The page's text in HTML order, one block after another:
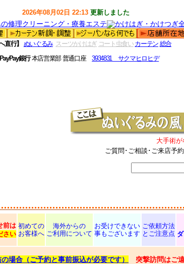
2026年08月02日 22:13 更新しました
直行】 ぬいぐるみ スーツかけはぎ コート虫食い カーテン 総合
PayPay銀行本店営業部 普通口座3934831 サクマヒロヒデ
大手術
ご質問･ご相談･ご来店予
前は
さい
初めての
お客様へ
海外からの
ご利用について
お受けできない
事もございます
ご依頼方法
とご注意点
場合（ご予約と事前振込が必要です） 突撃訪問はご